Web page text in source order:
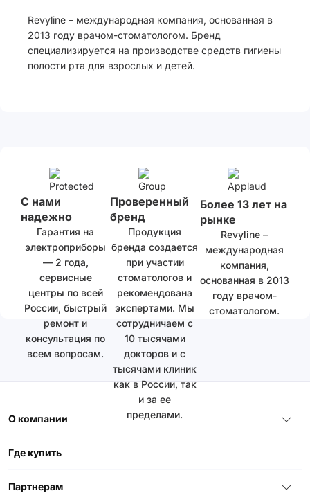
Revyline – международная компания, основанная в
2013 году врачом-стоматологом. Бренд
специализируется на производстве средств гигиены
полости рта для взрослых и детей.
С нами
надежно
Гарантия на
электроприборы
— 2 года,
сервисные
центры по всей
России, быстрый
ремонт и
консультация по
всем вопросам.
Проверенный
бренд
Продукция
бренда создается
при участии
стоматологов и
рекомендована
экспертами. Мы
сотрудничаем с
10 тысячами
докторов и с
тысячами клиник
как в России, так
и за ее
пределами.
Более 13 лет на
рынке
Revyline –
международная
компания,
основанная в 2013
году врачом-
стоматологом.
О компании
Где купить
Партнерам